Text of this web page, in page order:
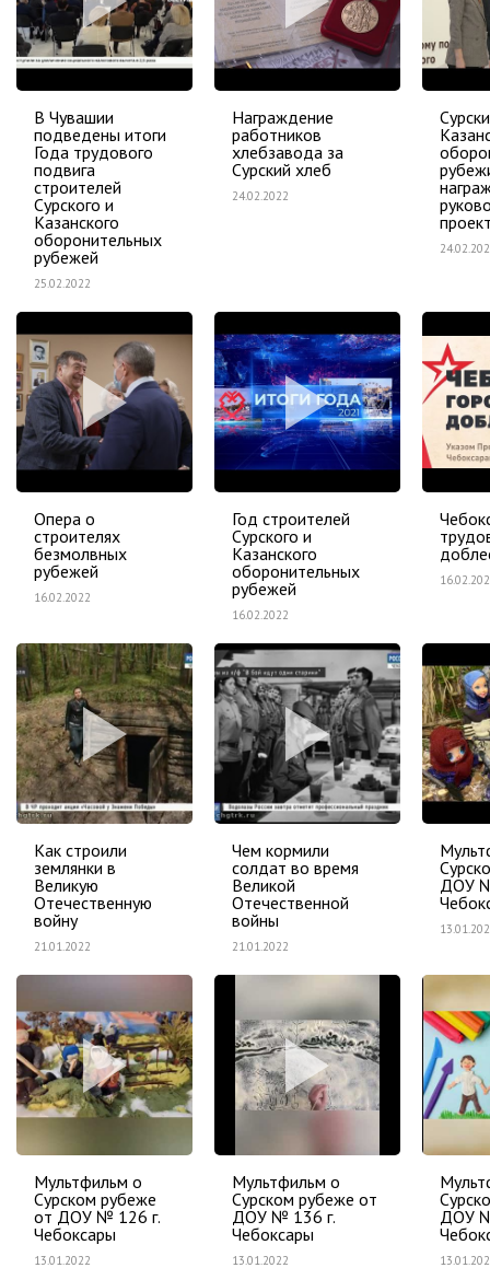
В Чувашии
подведены итоги
Года трудового
подвига
строителей
Сурского и
Казанского
оборонительных
рубежей
25.02.2022
Награждение
работников
хлебзавода за
Сурский хлеб
24.02.2022
Опера о
строителях
безмолвных
рубежей
16.02.2022
Год строителей
Сурского и
Казанского
оборонительных
рубежей
16.02.2022
Как строили
землянки в
Великую
Отечественную
войну
21.01.2022
Чем кормили
солдат во время
Великой
Отечественной
войны
21.01.2022
ДОУ
Мультфильм о
Сурском рубеже
от ДОУ № 126 г.
Чебоксары
13.01.2022
Мультфильм о
Сурском рубеже от
ДОУ № 136 г.
Чебоксары
13.01.2022
ДОУ